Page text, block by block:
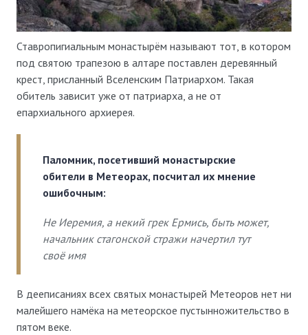
Ставропигиальным монастырём называют тот, в котором
под святою трапезою в алтаре поставлен деревянный
крест, присланный Вселенским Патриархом. Такая
обитель зависит уже от патриарха, а не от
епархиального архиерея.
Паломник, посетивший монастырские
обители в Метеорах, посчитал их мнение
ошибочным:
Не Иеремия, а некий грек Ермись, быть может,
начальник стагонской стражи начертил тут
своё имя
В дееписаниях всех святых монастырей Метеоров нет ни
малейшего намёка на метеорское пустынножительство в
пятом веке.